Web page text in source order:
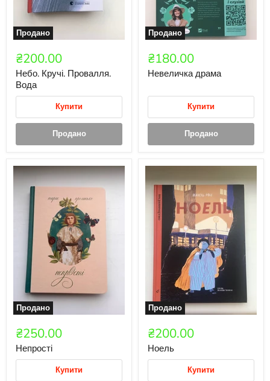
Продано
₴200.00
Небо. Кручі. Провалля.
Вода
Купити
Продано
Продано
₴180.00
Невеличка драма
Купити
Продано
Продано
₴250.00
Непрості
Купити
Продано
₴200.00
Ноель
Купити